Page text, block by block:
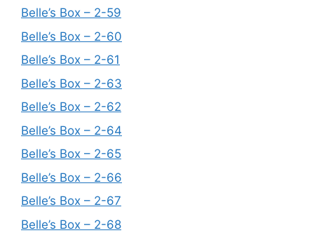
Belle’s Box – 2-59
Belle’s Box – 2-60
Belle’s Box – 2-61
Belle’s Box – 2-63
Belle’s Box – 2-62
Belle’s Box – 2-64
Belle’s Box – 2-65
Belle’s Box – 2-66
Belle’s Box – 2-67
Belle’s Box – 2-68